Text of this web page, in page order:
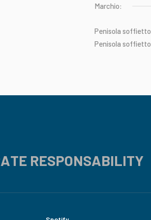
Marchio:
Penisola soffietto
Penisola soffietto
RESPONSABILITY